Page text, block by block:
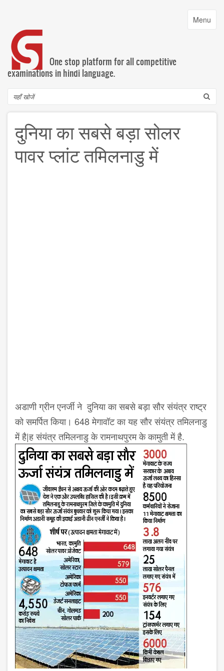
content
Toggle
Menu
One stop platform for all competitive
examinations in hindi language.
Search
दुनिया का सबसे बड़ा सोलर
पावर प्लांट तमिलनाडु में
अडाणी ग्रीन एनर्जी ने दुनिया का सबसे बड़ा सौर संयंत्र राष्‍ट्र
को समर्पित किया। 648 मेगावॉट का यह सौर संयंत्र तमिलनाडु
में है|ह संयंत्र तमिलनाडु के रामनाथपुरम के कामुती में है.